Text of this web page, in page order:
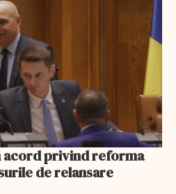
acord privind reforma
de relansare